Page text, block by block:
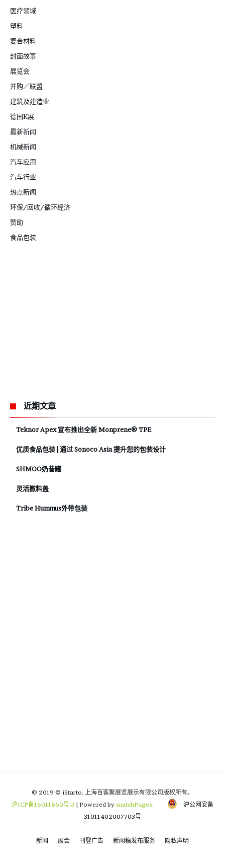
医疗领域
塑料
复合材料
封面故事
展览会
并购／联盟
建筑及建造业
德国K展
最新新闻
机械新闻
汽车应用
汽车行业
热点新闻
环保/回收/循环经济
赞助
食品包装
近期文章
Teknor Apex 宣布推出全新 Monprene® TPE
优质食品包装 | 通过 Sonoco Asia 提升您的包装设计
SHMOO奶昔罐
灵活撒料盖
Tribe Hummus外带包装
© 2019 © iStarto. 上海百客聚展览展示有限公司版权所有。
沪ICP备16011860号-3 | Powered by matchPages.
沪公网安备
31011402007703号
新闻 展会 刊登广告 新闻稿发布服务 隐私声明